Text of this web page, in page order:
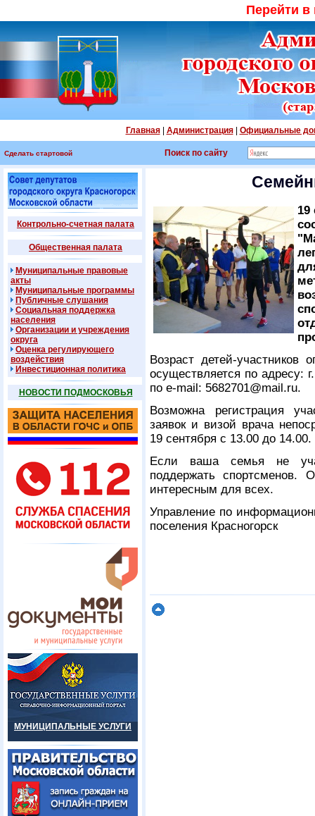
Перейти
Главная| Администрация| Официальные
Сделать стартовой Поиск по сайту
Контрольно-счетная палата
Общественная палата
Муниципальные правовые
акты
Муниципальные программы
Публичные слушания
Социальная поддержка
населения
Организации и учреждения
округа
Оценка регулирующего
воздействия
Инвестиционная политика
НОВОСТИ ПОДМОСКОВЬЯ
МУНИЦИПАЛЬНЫЕ УСЛУГИ
19
Возраст детей-участников
осуществляется по адресу:
по e-mail: 5682701@mail.ru.
Возможна регистрация
заявок и визой врача
19 сентября с 13.00 до 14.00.
Если ваша семья не
поддержать спортсменов.
интересным для всех.
Управление по
поселения Красногорск